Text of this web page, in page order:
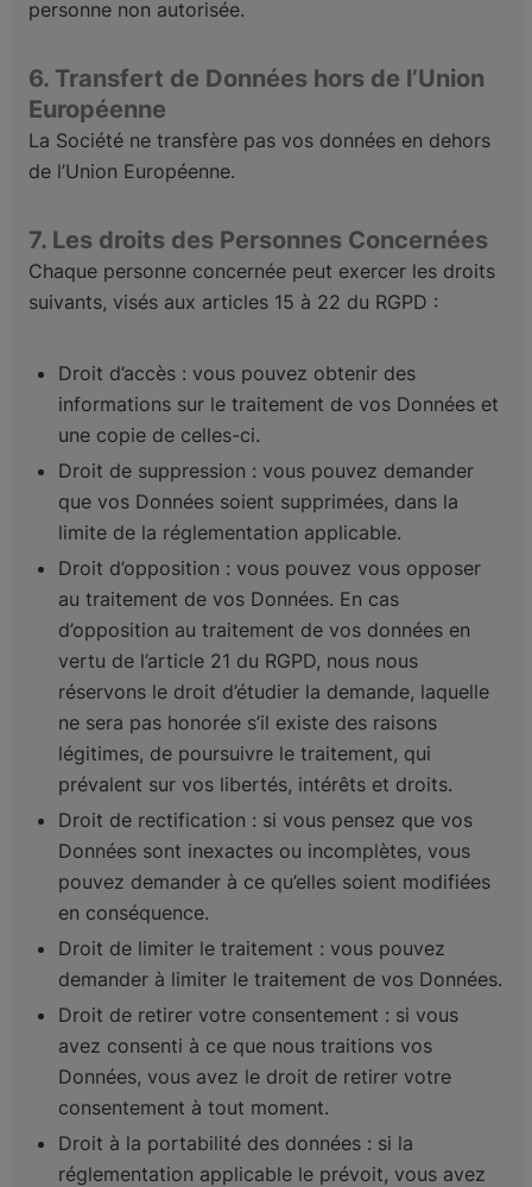
personne non autorisée.
6. Transfert de Données hors de l’Union
Européenne
La Société ne transfère pas vos données en dehors
de l’Union Européenne.
7. Les droits des Personnes Concernées
Chaque personne concernée peut exercer les droits
suivants, visés aux articles 15 à 22 du RGPD :
Droit d’accès : vous pouvez obtenir des
informations sur le traitement de vos Données et
une copie de celles-ci.
Droit de suppression : vous pouvez demander
que vos Données soient supprimées, dans la
limite de la réglementation applicable.
Droit d’opposition : vous pouvez vous opposer
au traitement de vos Données. En cas
d’opposition au traitement de vos données en
vertu de l’article 21 du RGPD, nous nous
réservons le droit d’étudier la demande, laquelle
ne sera pas honorée s’il existe des raisons
légitimes, de poursuivre le traitement, qui
prévalent sur vos libertés, intérêts et droits.
Droit de rectification : si vous pensez que vos
Données sont inexactes ou incomplètes, vous
pouvez demander à ce qu’elles soient modifiées
en conséquence.
Droit de limiter le traitement : vous pouvez
demander à limiter le traitement de vos Données.
Droit de retirer votre consentement : si vous
avez consenti à ce que nous traitions vos
Données, vous avez le droit de retirer votre
consentement à tout moment.
Droit à la portabilité des données : si la
réglementation applicable le prévoit, vous avez